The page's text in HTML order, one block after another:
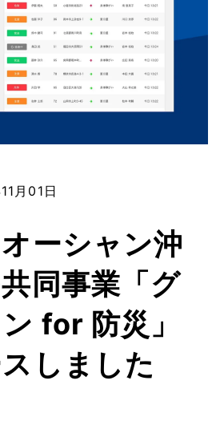
月01日
ーシャン沖
同事業「グ
for 防災」
しました